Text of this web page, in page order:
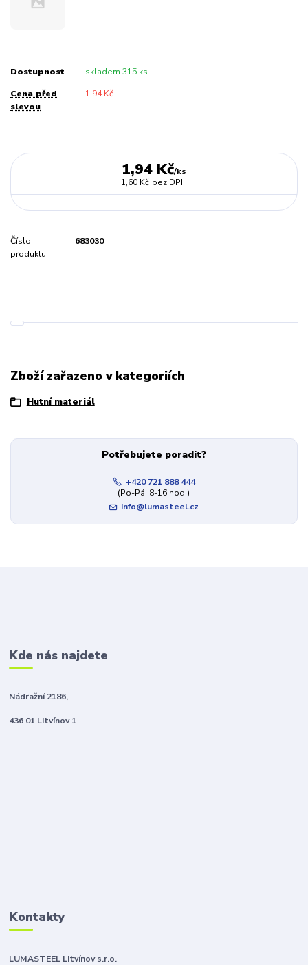
Dostupnost skladem 315 ks
Cena před
slevou
1,94 Kč
1,94 Kč/ks
1,60 Kč bez DPH
Číslo
produktu:
683030
Zboží zařazeno v kategoriích
Hutní materiál
Potřebujete poradit?
+420 721 888 444
(Po-Pá, 8-16 hod.)
info@lumasteel.cz
Kde nás najdete
Nádražní 2186,
436 01 Litvínov 1
Kontakty
LUMASTEEL Litvínov s.r.o.